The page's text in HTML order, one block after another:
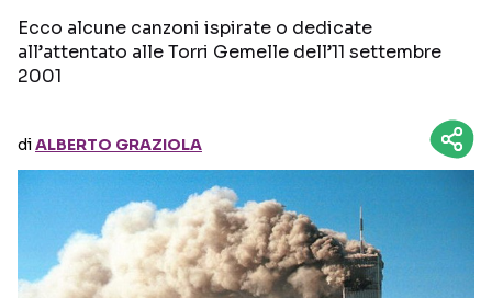
Ecco alcune canzoni ispirate o dedicate
all’attentato alle Torri Gemelle dell’11 settembre
2001
diALBERTO GRAZIOLA